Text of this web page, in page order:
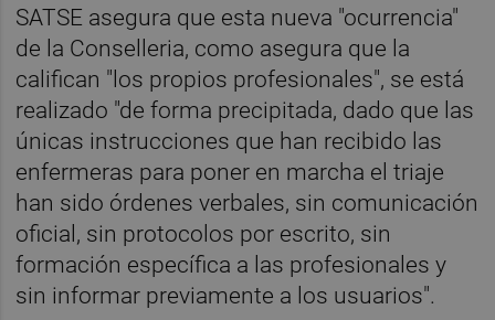
SATSE asegura que esta nueva "ocurrencia"
de la Conselleria, como asegura que la
califican "los propios profesionales", se está
realizado "de forma precipitada, dado que las
únicas instrucciones que han recibido las
enfermeras para poner en marcha el triaje
han sido órdenes verbales, sin comunicación
oficial, sin protocolos por escrito, sin
formación específica a las profesionales y
sin informar previamente a los usuarios".